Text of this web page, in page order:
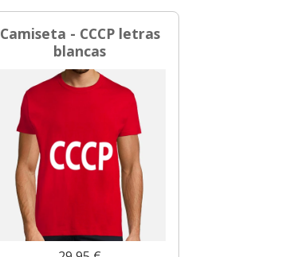
Camiseta - CCCP letras
blancas